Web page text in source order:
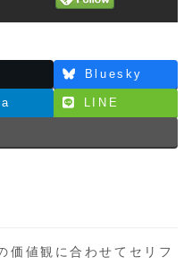
Bluesky
LINE
価値観に合わせてセリフ